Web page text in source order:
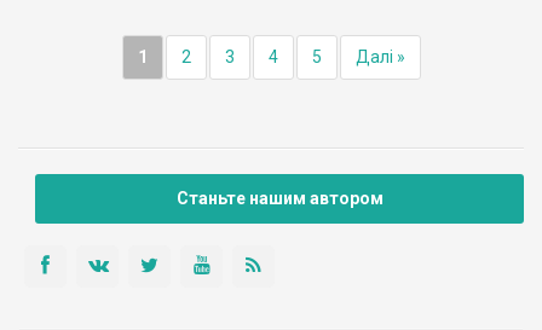
1 2 3 4 5 Далі »
Станьте нашим автором